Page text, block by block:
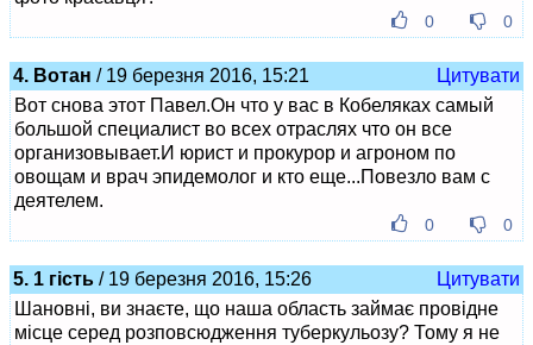
0 0
4. Вотан / 19 березня 2016, 15:21
Цитувати
Вот снова этот Павел.Он что у вас в Кобеляках самый
большой специалист во всех отраслях что он все
организовывает.И юрист и прокурор и агроном по
овощам и врач эпидемолог и кто еще...Повезло вам с
деятелем.
0 0
5. 1 гість / 19 березня 2016, 15:26
Цитувати
Шановні, ви знаєте, що наша область займає провідне
місце серед розповсюдження туберкульозу? Тому я не